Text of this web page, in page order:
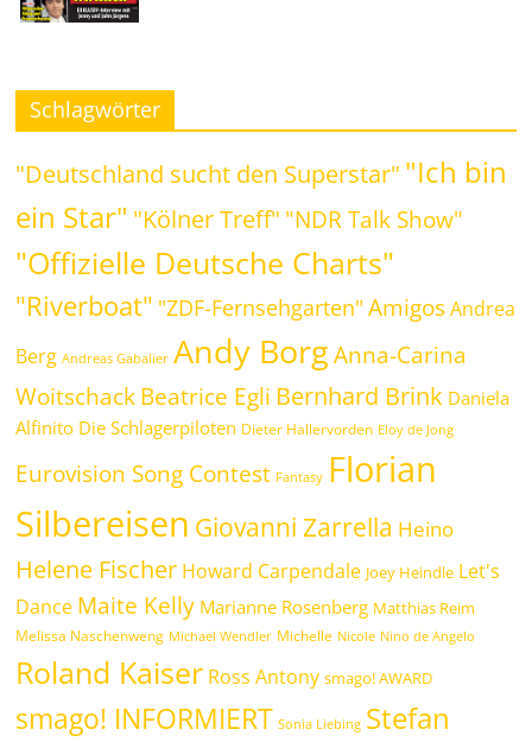
Schlagwörter
"Deutschland sucht den Superstar" "Ich bin
ein Star" "Kölner Treff" "NDR Talk Show"
"Offizielle Deutsche Charts"
"Riverboat" "ZDF-Fernsehgarten" Amigos Andrea
Berg Andreas Gabalier Andy Borg Anna-Carina
WoitschackBeatrice Egli Bernhard Brink Daniela
Alfinito Die Schlagerpiloten Dieter Hallervorden Eloy de Jong
Eurovision Song Contest Fantasy Florian
Silbereisen Giovanni Zarrella Heino
Helene Fischer Howard Carpendale Joey Heindle Let's
Dance Maite Kelly Marianne Rosenberg Matthias Reim
Melissa Naschenweng Michael Wendler Michelle Nicole Nino de Angelo
Roland Kaiser Ross Antony smago! AWARD
smago! INFORMIERT Sonia Liebing Stefan